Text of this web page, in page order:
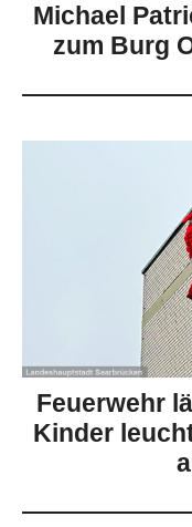
Michael
zum Burg
Feuerwehr
Kinder